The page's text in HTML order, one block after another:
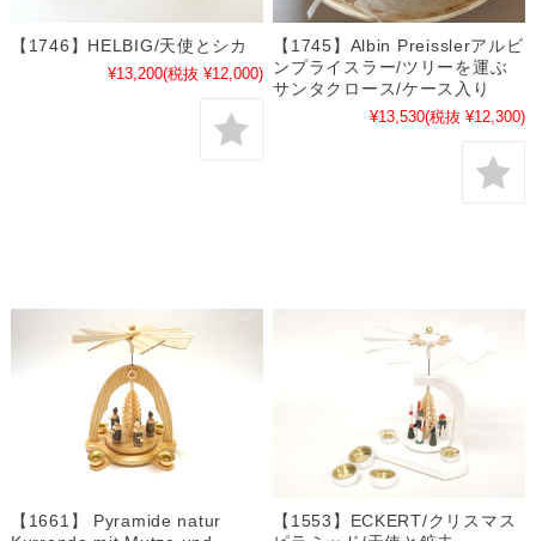
【1746】HELBIG/天使とシカ
¥13,200(税抜 ¥12,000)
【1745】Albin Preisslerアルビ
ンプライスラー/ツリーを運ぶ
サンタクロース/ケース入り
¥13,530(税抜 ¥12,300)
【1661】 Pyramide natur
【1553】ECKERT/クリスマス